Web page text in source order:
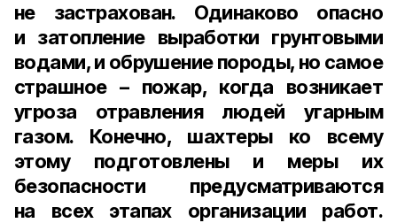
не застрахован. Одинаково опасно
и затопление выработки грунтовыми
водами, и обрушение породы, но самое
страшное – пожар, когда возникает
угроза отравления людей угарным
газом. Конечно, шахтеры ко всему
этому подготовлены и меры их
безопасности предусматриваются
на всех этапах организации работ.